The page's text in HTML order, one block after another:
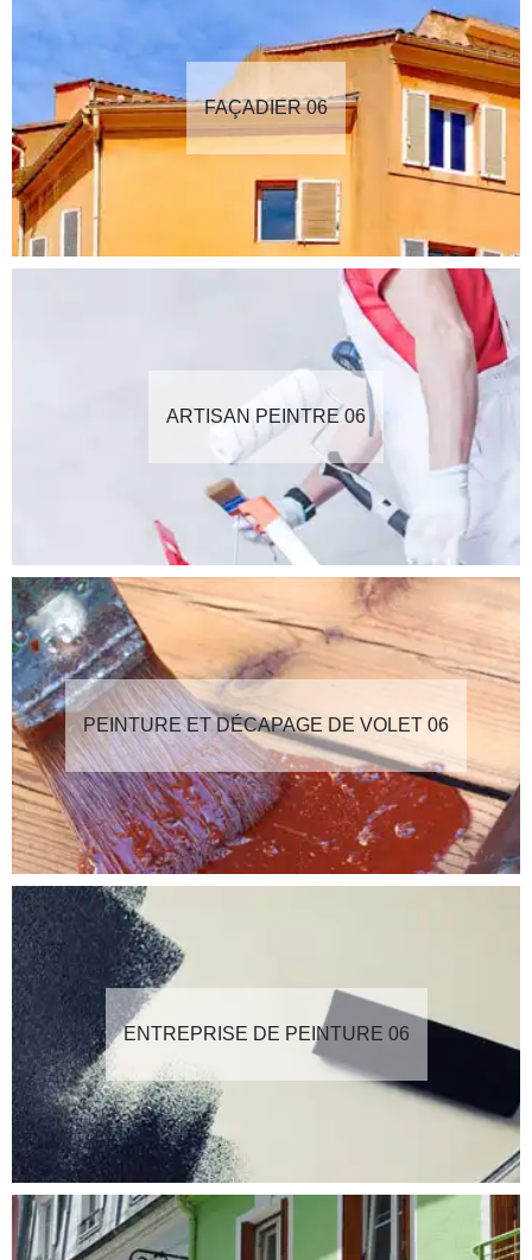
FAÇADIER 06
ARTISAN PEINTRE 06
PEINTURE ET DÉCAPAGE DE VOLET 06
ENTREPRISE DE PEINTURE 06